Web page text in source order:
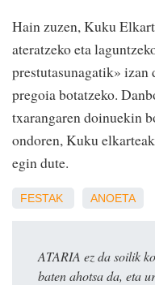
Hain zuzen, Kuku
ateratzeko eta
prestutasunagatik» izan
pregoia botatzeko.
txarangaren doinuekin
ondoren, Kuku
egin dute.
FESTAK ANOETA
ATARIA ez da soilik
baten ahotsa da, eta